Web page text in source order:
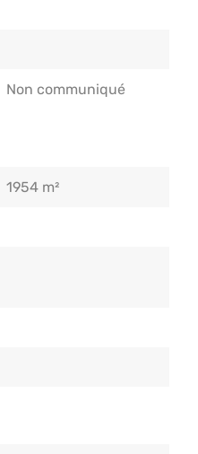
Non communiqué
1954 m²